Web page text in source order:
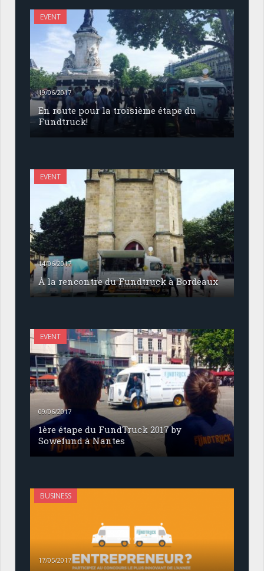
EVENT
19/06/2017
En route pour la troisième étape du
Fundtruck!
EVENT
14/06/2017
À la rencontre du Fundtruck à Bordeaux
EVENT
09/06/2017
1ère étape du FundTruck 2017 by
Sowefund à Nantes
BUSINESS
17/05/2017